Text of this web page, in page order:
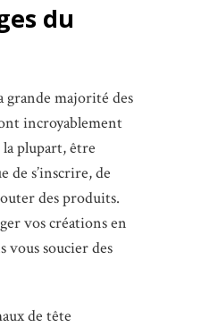
du
grande majorité des
incroyablement
plupart, être
s’inscrire, de
des produits.
vos créations en
vous soucier des
de tête